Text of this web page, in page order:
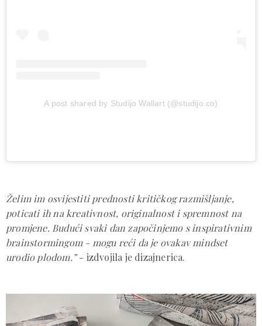
A post shared by Studijo Wallart (@studijo.co)
Želim im osvijestiti prednosti kritičkog razmišljanje,
poticati ih na kreativnost, originalnost i spremnost na
promjene. Budući svaki dan započinjemo s inspirativnim
brainstormingom - mogu reći da je ovakav mindset
urodio plodom.”- izdvojila je dizajnerica.